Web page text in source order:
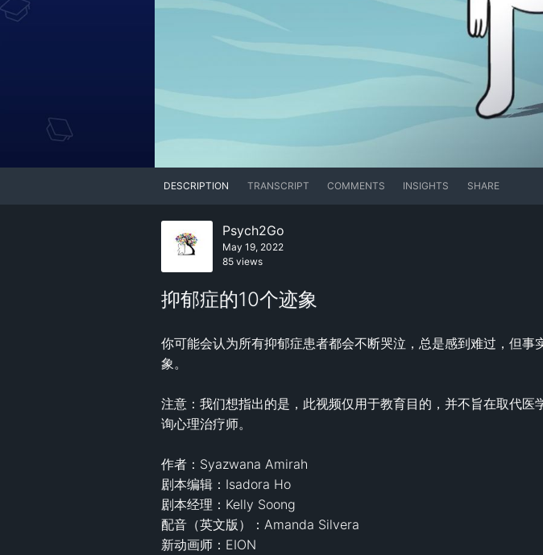
DESCRIPTION TRANSCRIPT COMMENTS INSIGHTS SHARE
Psych2Go
May 19, 2022
85 views
抑郁症的10个迹象
你可能会认为所有抑郁症患者都会不断哭泣，总是感到难过，但
象。
注意：我们想指出的是，此视频仅用于教育目的，并不旨在取代
询心理治疗师。
作者：Syazwana Amirah
剧本编辑：Isadora Ho
剧本经理：Kelly Soong
配音（英文版）：Amanda Silvera
新动画师：EION